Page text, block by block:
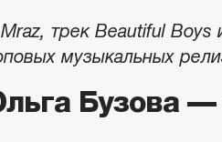
трек Beautiful
музыкальных
Бузова